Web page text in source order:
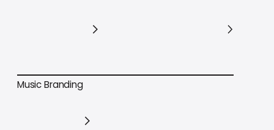
Para academias
Music Branding